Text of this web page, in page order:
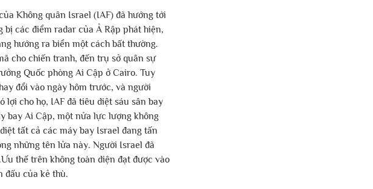
Không quân Israel (IAF) đã hướng tới
các điểm radar của Ả Rập phát hiện,
hướng ra biển một cách bất thường.
cho chiến tranh, đến trụ sở quân sự
Quốc phòng Ai Cập ở Cairo. Tuy
đổi vào ngày hôm trước, và người
lợi cho họ, IAF đã tiêu diệt sáu sân bay
bay Ai Cập, một nửa lực lượng không
tất cả các máy bay Israel đang tấn
những tên lửa này. Người Israel đã
thế trên không toàn diện đạt được vào
đấu của kẻ thù.